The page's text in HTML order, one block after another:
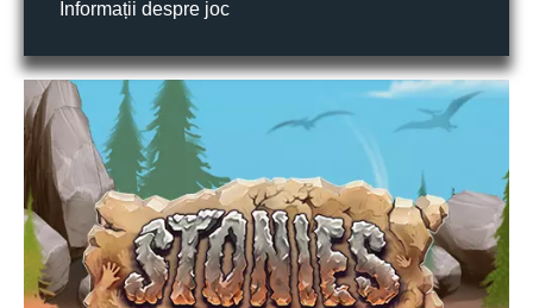
Informații despre joc